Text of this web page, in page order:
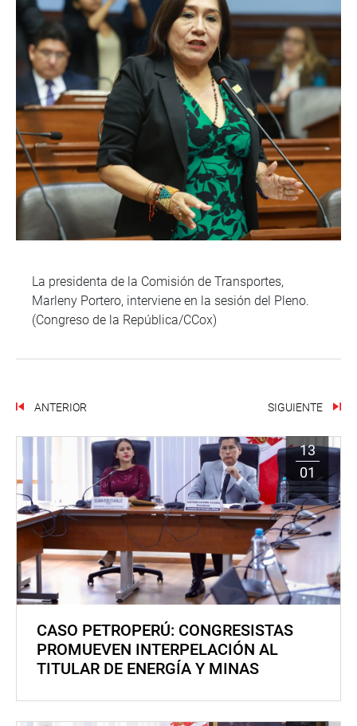
La presidenta de la Comisión de Transportes,
Marleny Portero, interviene en la sesión del Pleno.
(Congreso de la República/CCox)
ANTERIOR SIGUIENTE
13
01
CASO PETROPERÚ: CONGRESISTAS
PROMUEVEN INTERPELACIÓN AL
TITULAR DE ENERGÍA Y MINAS